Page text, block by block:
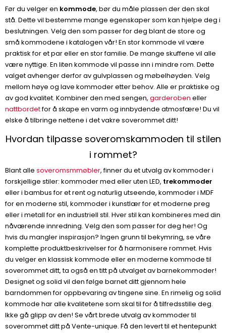
Før du velger en kommode, bør du måle plassen der den skal
stå. Dette vil bestemme mange egenskaper som kan hjelpe deg i
beslutningen. Velg den som passer for deg blant de store og
små kommodene i katalogen vår! En stor kommode vil være
praktisk for et par eller en stor familie. De mange skuffene vil alle
være nyttige. En liten kommode vil passe inn i mindre rom. Dette
valget avhenger derfor av gulvplassen og møbelhøyden. Velg
mellom høye og lave kommoder etter behov. Alle er praktiske og
av god kvalitet. Kombiner den med sengen, garderoben eller
nattbordetfor å skape en varm og innbydende atmosfære! Du vil
elske å tilbringe nettene i det vakre soverommet ditt!
Hvordan tilpasse soveromskammoden til stilen
i rommet?
Blant alle soveromsmmøbler, finner du et utvalg av kommoder i
forskjellige stiler: kommoder med eller uten LED, trekommoder
eller i bambus for et rent og naturlig utseende, kommoder i MDF
for en moderne stil, kommoder i kunstlær for et moderne preg
eller i metall for en industriell stil. Hver stil kan kombineres med din
nåværende innredning. Velg den som passer for deg her! Og
hvis du mangler inspirasjon? Ingen grunn til bekymring, se våre
komplette produktbeskrivelser for å harmonisere rommet. Hvis
du velger en klassisk kommode eller en moderne kommode til
soverommet ditt, ta også en titt på utvalget av barnekommoder!
Designet og solid vil den følge barnet ditt gjennom hele
barndommen for oppbevaring av tingene sine. En rimelig og solid
kommode har alle kvalitetene som skal til for å tilfredsstille deg.
Ikke gå glipp av den! Se vårt brede utvalg av kommoder til
soverommet ditt på Vente-unique. Få den levert til et hentepunkt